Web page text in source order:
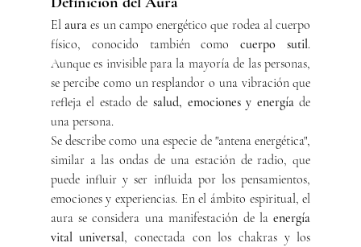
El aura es un campo energético que rodea al cuerpo
físico, conocido también como cuerpo sutil.
Aunque es invisible para la mayoría de las personas,
se percibe como un resplandor o una vibración que
refleja el estado de salud, emociones y energía de
una persona.
Se describe como una especie de "antena energética",
similar a las ondas de una estación de radio, que
puede influir y ser influida por los pensamientos,
emociones y experiencias. En el ámbito espiritual, el
aura se considera una manifestación de la energía
vital universal, conectada con los chakras y los